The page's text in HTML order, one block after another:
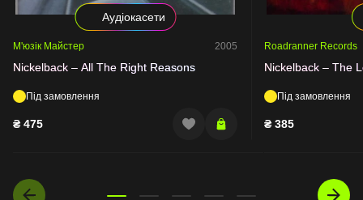
Аудіокасети
М'юзік Майстер 2005
Nickelback – All The Right Reasons
Під замовлення
₴ 475
Roadranner Records
Nickelback – The
Під замовлення
₴ 385